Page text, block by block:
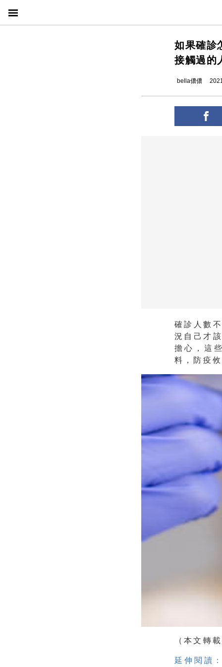
如果確診
接觸過的
bella儂儂
確診人數
況自己才
擔心，這
料，防疫
（本文轉
延伸閱讀